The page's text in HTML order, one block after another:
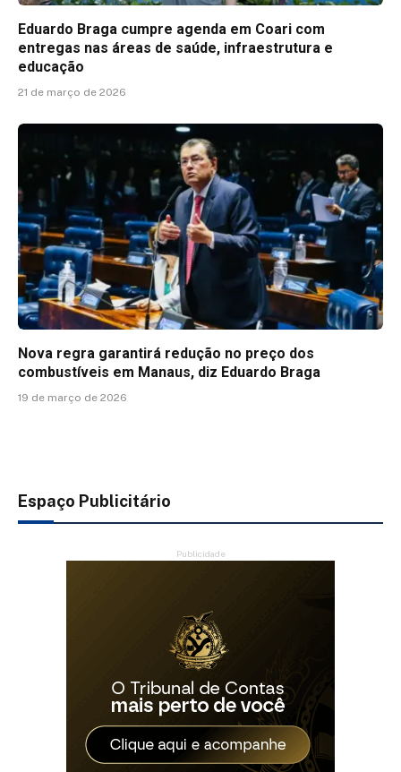
Eduardo Braga cumpre agenda em Coari com
entregas nas áreas de saúde, infraestrutura e
educação
21 de março de 2026
Nova regra garantirá redução no preço dos
combustíveis em Manaus, diz Eduardo Braga
19 de março de 2026
Espaço Publicitário
Publicidade